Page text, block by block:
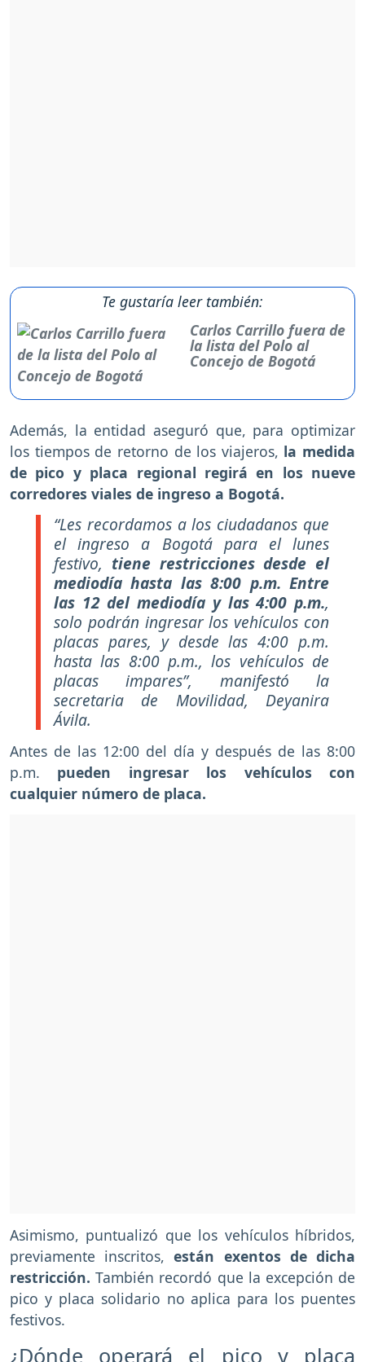
Te gustaría leer también:
Carlos Carrillo fuera de
la lista del Polo al
Concejo de Bogotá
Además, la entidad aseguró que, para optimizar
los tiempos de retorno de los viajeros, la medida
de pico y placa regional regirá en los nueve
corredores viales de ingreso a Bogotá.
“Les recordamos a los ciudadanos que
el ingreso a Bogotá para el lunes
festivo, tiene restricciones desde el
mediodía hasta las 8:00 p.m. Entre
las 12 del mediodía y las 4:00 p.m.,
solo podrán ingresar los vehículos con
placas pares, y desde las 4:00 p.m.
hasta las 8:00 p.m., los vehículos de
placas impares”, manifestó la
secretaria de Movilidad, Deyanira
Ávila.
Antes de las 12:00 del día y después de las 8:00
p.m. pueden ingresar los vehículos con
cualquier número de placa.
Asimismo, puntualizó que los vehículos híbridos,
previamente inscritos,están exentos de dicha
restricción.También recordó que la excepción de
pico y placa solidario no aplica para los puentes
festivos.
¿Dónde operará el pico y placa